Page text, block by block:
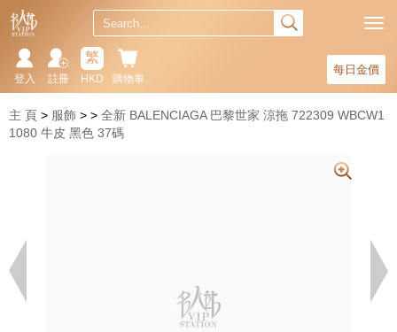
每日金價
購物車
繁
HKD
註冊
登入
主 頁 服飾
全新 BALENCIAGA 巴黎世家 涼拖 722309 WBCW1
1080 牛皮 黑色 37碼